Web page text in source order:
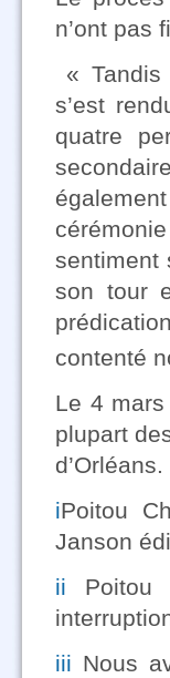
n’ont pas
«
s’est
quatre
sentiment
son tour
contenté
Le 4
plupart
d’Orléans.
iPoitou
Janson
ii Poitou
iii Nous